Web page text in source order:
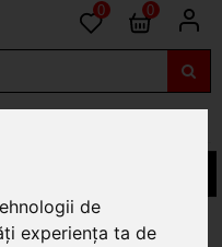
de
experiența ta de
0 0